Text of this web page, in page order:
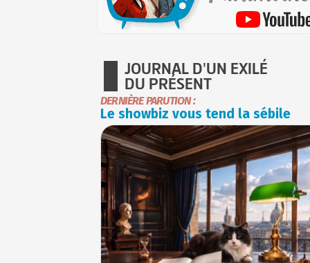
JOURNAL D'UN EXILÉ
DU PRÉSENT
DERNIÈRE PARUTION :
Le showbiz vous tend la sébile